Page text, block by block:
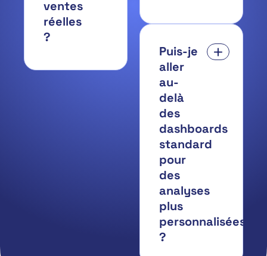
ventes
réelles
?
Puis-je
aller
au-
delà
des
dashboards
standard
pour
des
analyses
plus
personnalisées
?